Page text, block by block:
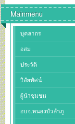
Mainmenu
บุคลากร
อสม
ประวัติ
วิสัยทัศน์
ผู้นำชุมชน
อบจ.หนองบัวลำภู